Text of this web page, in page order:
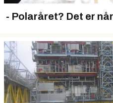
- Polaråret? Det er